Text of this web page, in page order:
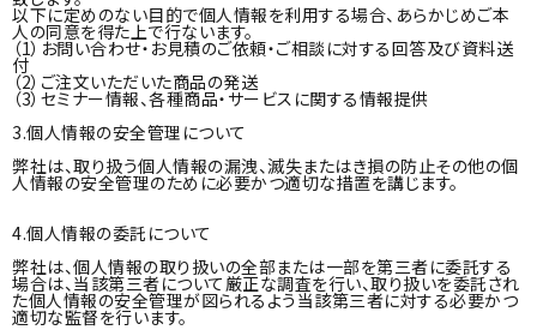
ガイド
call 052-694-1313
schedule 営 - 10:00～19:00（平日）
以下に定めのない目的で個人情報を利用する場合、あらかじめご本
人の同意を得た上で行ないます。
（1）お問い合わせ・お見積のご依頼・ご相談に対する回答及び資料送
付
（2）ご注文いただいた商品の発送
（3）セミナー情報、各種商品・サービスに関する情報提供
3.個人情報の安全管理について
弊社は、取り扱う個人情報の漏洩、滅失またはき損の防止その他の個
人情報の安全管理のために必要かつ適切な措置を講じます。
4.個人情報の委託について
弊社は、個人情報の取り扱いの全部または一部を第三者に委託する
場合は、当該第三者について厳正な調査を行い、取り扱いを委託され
た個人情報の安全管理が図られるよう当該第三者に対する必要かつ
適切な監督を行います。